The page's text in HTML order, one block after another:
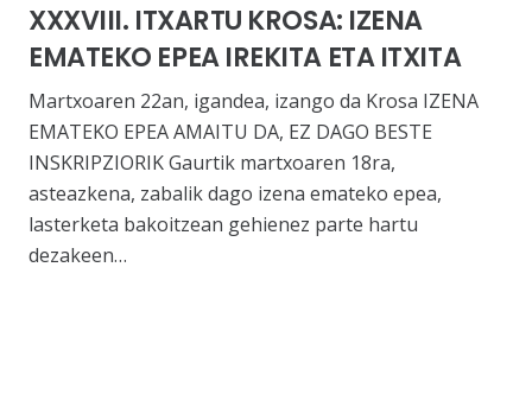
XXXVIII. ITXARTU KROSA: IZENA
EMATEKO EPEA IREKITA ETA ITXITA
Martxoaren 22an, igandea, izango da Krosa IZENA
EMATEKO EPEA AMAITU DA, EZ DAGO BESTE
INSKRIPZIORIK Gaurtik martxoaren 18ra,
asteazkena, zabalik dago izena emateko epea,
lasterketa bakoitzean gehienez parte hartu
dezakeen…